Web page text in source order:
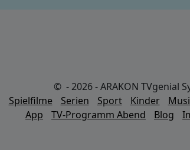
© - 2026 - ARAKON TVgenial
Spielfilme
Serien Sport Kinder
App
TV-Programm Abend Blog